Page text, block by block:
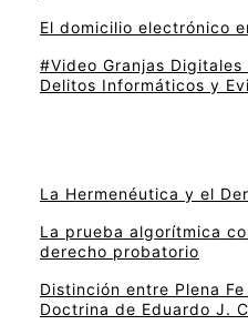
El domicilio electrónico
#Video Granjas
Delitos Informáticos y
La Hermenéutica y el
La prueba algorítmica
derecho probatorio
Distinción entre Plena
Doctrina de Eduardo J.